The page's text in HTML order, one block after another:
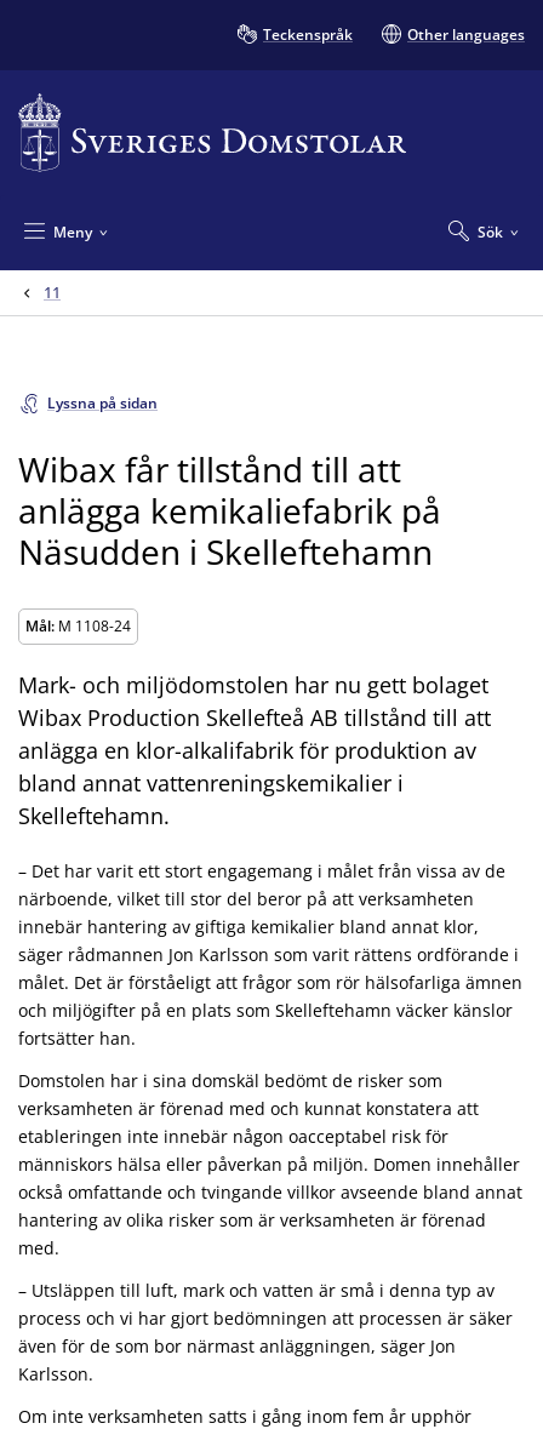
Teckenspråk Other languages
Sök
Meny
11
Lyssna på sidan
Wibax får tillstånd till att
anlägga kemikaliefabrik på
Näsudden i Skelleftehamn
Mål: M 1108-24
Mark- och miljödomstolen har nu gett bolaget
Wibax Production Skellefteå AB tillstånd till att
anlägga en klor-alkalifabrik för produktion av
bland annat vattenreningskemikalier i
Skelleftehamn.
– Det har varit ett stort engagemang i målet från vissa av de
närboende, vilket till stor del beror på att verksamheten
innebär hantering av giftiga kemikalier bland annat klor,
säger rådmannen Jon Karlsson som varit rättens ordförande i
målet. Det är förståeligt att frågor som rör hälsofarliga ämnen
och miljögifter på en plats som Skelleftehamn väcker känslor
fortsätter han.
Domstolen har i sina domskäl bedömt de risker som
verksamheten är förenad med och kunnat konstatera att
etableringen inte innebär någon oacceptabel risk för
människors hälsa eller påverkan på miljön. Domen innehåller
också omfattande och tvingande villkor avseende bland annat
hantering av olika risker som är verksamheten är förenad
med.
– Utsläppen till luft, mark och vatten är små i denna typ av
process och vi har gjort bedömningen att processen är säker
även för de som bor närmast anläggningen, säger Jon
Karlsson.
Om inte verksamheten satts i gång inom fem år upphör